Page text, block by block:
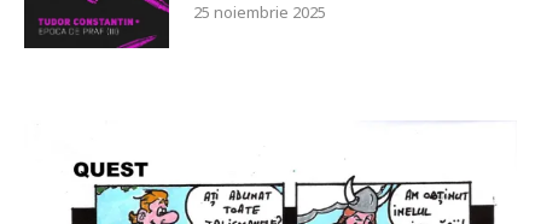
25 noiembrie 2025